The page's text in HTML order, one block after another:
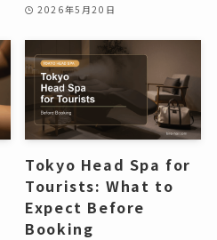
2026年5月20日
Tokyo Head Spa for
Tourists: What to
Expect Before
Booking